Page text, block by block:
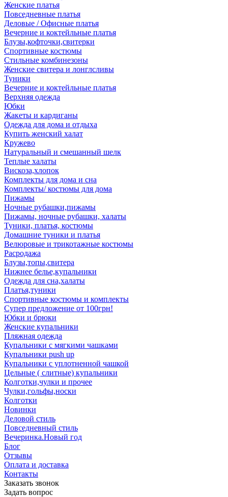
Женские платья
Повседневные платья
Деловые / Офисные платья
Вечерние и коктейльные платья
Блузы,кофточки,свитерки
Спортивные костюмы
Стильные комбинезоны
Женские свитера и лонглсливы
Туники
Вечерние и коктейльные платья
Верхняя одежда
Юбки
Жакеты и кардиганы
Одежда для дома и отдыха
Купить женский халат
Кружево
Натуральный и смешанный шелк
Теплые халаты
Вискоза,хлопок
Комплекты для дома и сна
Комплекты/ костюмы для дома
Пижамы
Ночные рубашки,пижамы
Пижамы, ночные рубашки, халаты
Туники, платья, костюмы
Домашние туники и платья
Велюровые и трикотажные костюмы
Расродажа
Блузы,топы,свитера
Нижнее белье,купальники
Одежда для сна,халаты
Платья,туники
Спортивные костюмы и комплекты
Супер предложение от 100грн!
Юбки и брюки
Женские купальники
Пляжная одежда
Купальники с мягкими чашками
Купальники push up
Купальники с уплотненной чашкой
Цельные ( слитные) купальники
Колготки,чулки и прочее
Чулки,гольфы,носки
Колготки
Новинки
Деловой стиль
Повседневный стиль
Вечеринка.Новый год
Блог
Отзывы
Оплата и доставка
Контакты
Заказать звонок
Задать вопрос